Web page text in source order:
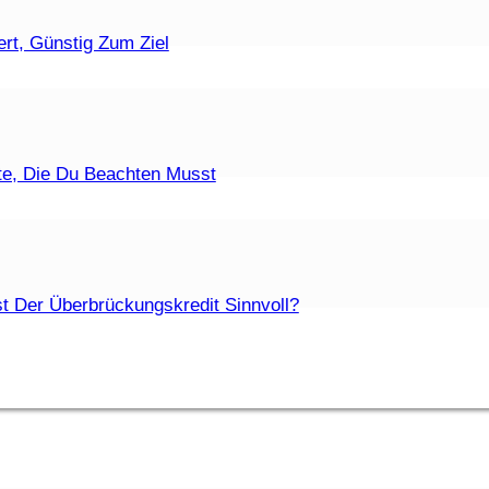
Sind Zulässig?
Eine Fristlose Kündigung?
Unterschiede?
Günstig Zum Ziel
Die Du Beachten Musst
Der Überbrückungskredit Sinnvoll?